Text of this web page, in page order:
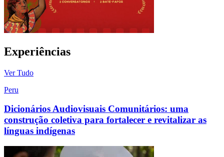
Experiências
Ver Tudo
Peru
Dicionários Audiovisuais Comunitários: uma
construção coletiva para fortalecer e revitalizar as
línguas indígenas